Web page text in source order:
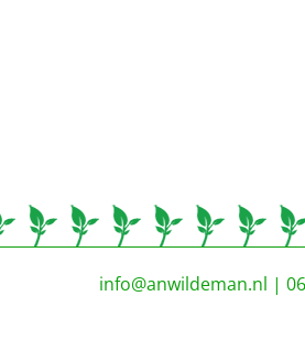
info@anwildeman.nl |